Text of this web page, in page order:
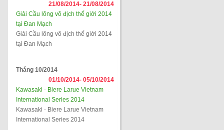
21/08/2014- 21/08/2014
Giải Cầu lông vô địch thế giới 2014
tại Đan Mạch
Giải Cầu lông vô địch thế giới 2014
tại Đan Mạch
Tháng 10/2014
01/10/2014- 05/10/2014
Kawasaki - Biere Larue Vietnam
International Series 2014
Kawasaki - Biere Larue Vietnam
International Series 2014